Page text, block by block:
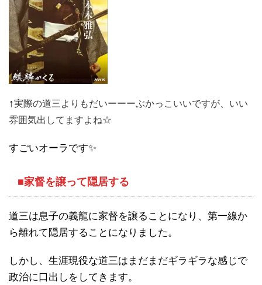
↑実際の道三よりもだいーーーぶかっこいいですが、いい
雰囲気出してますよね☆
すごいオーラです✨
■家督を譲って隠居する
道三は息子の義龍に家督を譲ることになり、第一線か
ら離れて隠居することになりました。
しかし、生涯現役な道三はまだまだギラギラな感じで
政治に口出しをしてきます。